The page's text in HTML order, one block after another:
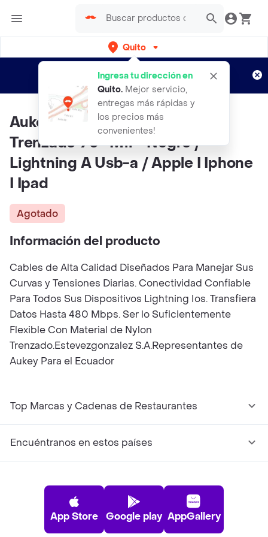
Quito
Ingresa tu dirección en
Quito. Mejor servicio,
entregas más rápidas y
los precios más
convenientes!
envíos gratis por semanas
Aplican TyC
Aukey Cable De 1.2 Metros
Trenzado 90° Mfi - Negro /
Lightning A Usb-a / Apple I Iphone
I Ipad
Agotado
Información del producto
Cables de Alta Calidad Diseñados Para Manejar Sus
Curvas y Tensiones Diarias. Conectividad Confiable
Para Todos Sus Dispositivos Lightning Ios. Transfiera
Datos Hasta 480 Mbps. Ser lo Suficientemente
Flexible Con Material de Nylon
Trenzado.Estevezgonzalez S.A.Representantes de
Aukey Para el Ecuador
Top Marcas y Cadenas de Restaurantes
Encuéntranos en estos países
App Store Google play AppGallery